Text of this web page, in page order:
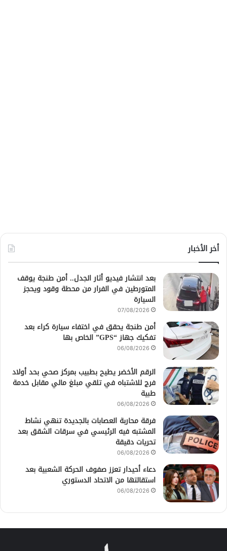
أخر الأخبار
بعد انتشار فيديو أثار الجدل.. أمن طنجة يوقف
المتورطين في الفرار من محطة وقود ويحجز
السيارة
07/08/2026
أمن طنجة يحقق في اختفاء سيارة كراء بعد
تفكيك جهاز “GPS” الخاص بها
06/08/2026
الرقم الأخضر يطيح بطبيب بمركز صحي بحد أولاد
فرج للاشتباه في تلقي مبلغ مالي مقابل خدمة
طبية
06/08/2026
فرقة محاربة العصابات بالجديدة تنهي نشاط
المشتبه فيه الرئيسي في سرقات الشقق بعد
تحريات دقيقة
06/08/2026
دعاء أحيدار تعزز صفوف الحركة الشعبية بعد
استقالتها من الاتحاد الدستوري
06/08/2026